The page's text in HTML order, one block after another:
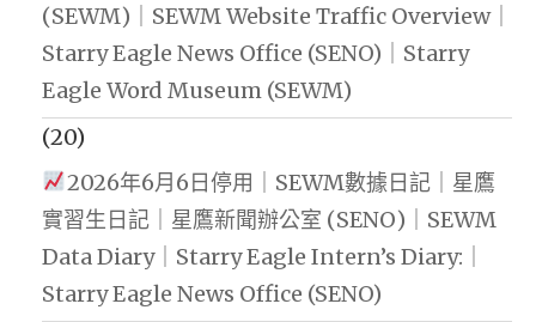
(SEWM)｜SEWM Website Traffic Overview｜
Starry Eagle News Office (SENO)｜Starry
Eagle Word Museum (SEWM)
(20)
2026年6月6日停用｜SEWM數據日記｜星鷹
實習生日記｜星鷹新聞辦公室 (SENO)｜SEWM
Data Diary｜Starry Eagle Intern’s Diary:｜
Starry Eagle News Office (SENO)